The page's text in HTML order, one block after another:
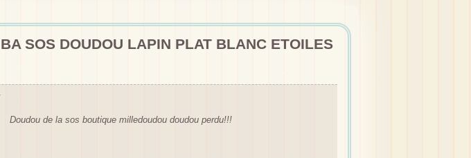
SOS DOUDOU LAPIN PLAT BLANC ETOILES
Doudou de la sos boutique milledoudou doudou perdu!!!